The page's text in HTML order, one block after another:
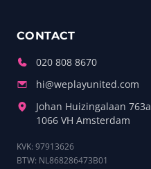
CONTACT
020 808 8670
hi@weplayunited.com
Johan Huizingalaan 763a
1066 VH Amsterdam
KVK: 97913626
BTW: NL868286473B01